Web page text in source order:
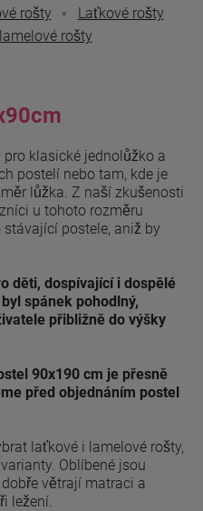
rošty
Laťkové rošty
rošty
klasické jednolůžko a
postelí nebo tam, kde je
lůžka. Z naší zkušenosti
u tohoto rozměru
postele, aniž by
děti, dospívající i dospělé
spánek pohodlný,
přibližně do výšky
90x190 cm je přesně
před objednáním postel
laťkové i lamelové rošty,
Oblíbené jsou
větrají matraci a
ležení.